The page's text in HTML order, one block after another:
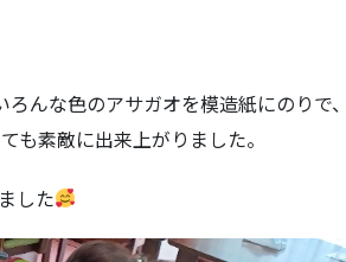
んな色のアサガオを模造紙にのりで、
も素敵に出来上がりました。
した